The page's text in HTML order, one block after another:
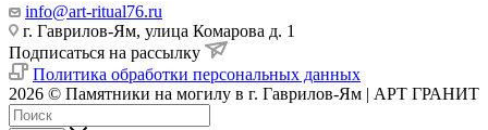
info@art-ritual76.ru
г. Гаврилов-Ям, улица Комарова д. 1
Подписаться на рассылку
Политика обработки персональных данных
2026 © Памятники на могилу в г. Гаврилов-Ям | АРТ ГРАНИТ